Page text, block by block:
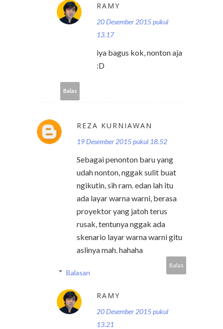
RAMY
20 Desember 2015 pukul
13.17
iya bagus kok, nonton aja
:D
Balas
REZA KURNIAWAN
19 Desember 2015 pukul 18.52
Sebagai penonton baru yang
udah nonton, nggak sulit buat
ngikutin, sih ram. edan lah itu
ada layar warna warni, berasa
proyektor yang jatoh terus
rusak, tentunya nggak ada
skenario layar warna warni gitu
aslinya mah. hahaha
Balas
Balasan
RAMY
20 Desember 2015 pukul
13.21